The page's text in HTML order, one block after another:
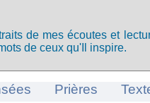
de mes écoutes et
de ceux qu'Il inspire.
Prières